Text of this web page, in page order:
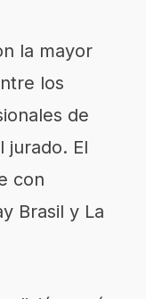
la mayor
los
de
jurado. El
con
Brasil y La